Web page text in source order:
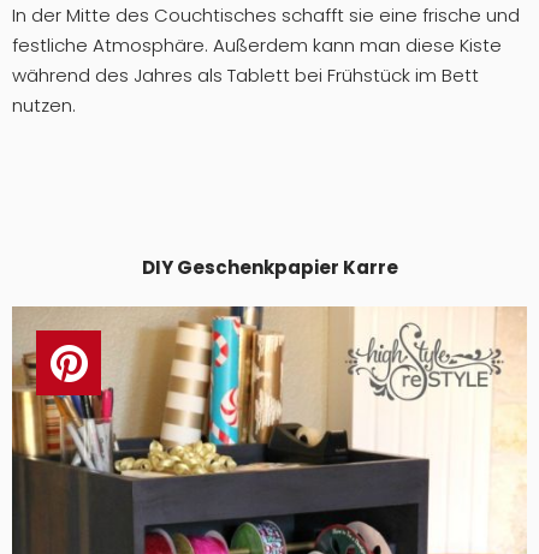
In der Mitte des Couchtisches schafft sie eine frische und
festliche Atmosphäre. Außerdem kann man diese Kiste
während des Jahres als Tablett bei Frühstück im Bett
nutzen.
DIY Geschenkpapier Karre